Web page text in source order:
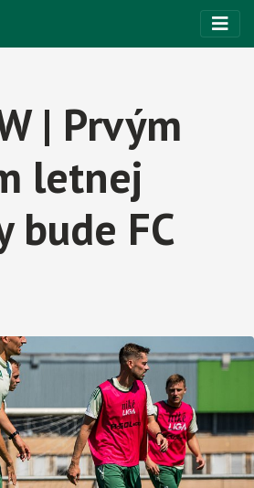
| Prvým
letnej
bude FC